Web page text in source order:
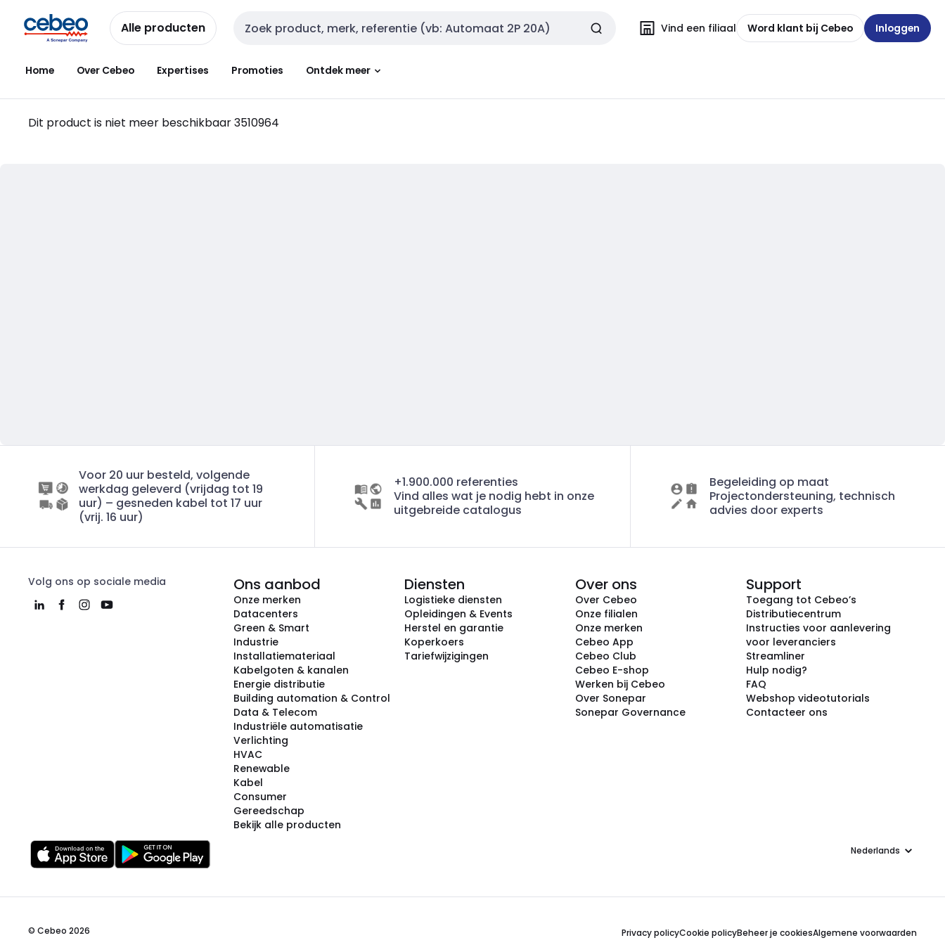
naar
navigatie
naar
inhoud
Alle producten Zoekveld invoer Vind een filiaal Word klant bij Cebeo Inloggen
Home Over Cebeo Expertises Promoties Ontdek meer
Dit product is niet meer beschikbaar3510964
Voor 20 uur besteld, volgende
werkdag geleverd (vrijdag tot 19
uur) – gesneden kabel tot 17 uur
(vrij. 16 uur)
+1.900.000 referenties
Vind alles wat je nodig hebt in onze
uitgebreide catalogus
Begeleiding op maat
Projectondersteuning, technisch
advies door experts
Volg ons op sociale media Ons aanbod
Onze merken
Datacenters
Green & Smart
Industrie
Installatiemateriaal
Kabelgoten & kanalen
Energie distributie
Building automation & Control
Data & Telecom
Industriële automatisatie
Verlichting
HVAC
Renewable
Kabel
Consumer
Gereedschap
Bekijk alle producten
Diensten
Logistieke diensten
Opleidingen & Events
Herstel en garantie
Koperkoers
Tariefwijzigingen
Over ons
Over Cebeo
Onze filialen
Onze merken
Cebeo App
Cebeo Club
Cebeo E-shop
Werken bij Cebeo
Over Sonepar
Sonepar Governance
Support
Toegang tot Cebeo’s
Distributiecentrum
Instructies voor aanlevering
voor leveranciers
Streamliner
Hulp nodig?
FAQ
Webshop videotutorials
Contacteer ons
Taal
© Cebeo 2026 Privacy policyCookie policyBeheer je cookiesAlgemene voorwaarden